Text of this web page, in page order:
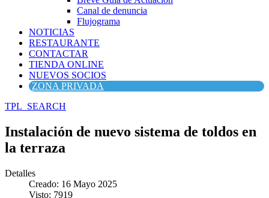
Canal de denuncia
Flujograma
NOTICIAS
RESTAURANTE
CONTACTAR
TIENDA ONLINE
NUEVOS SOCIOS
ZONA PRIVADA
TPL_SEARCH
Instalación de nuevo sistema de toldos en
la terraza
Detalles
Creado: 16 Mayo 2025
Visto: 7919